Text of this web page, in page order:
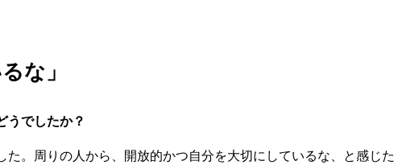
な」
うでしたか？
た。周りの人から、開放的かつ自分を大切にしているな、と感じた